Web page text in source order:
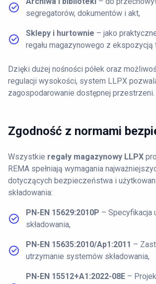
segregatorów, dokumentów i akt,
Sklepy i hurtownie – jako
regału magazynowego z ekspozycją
Dzięki dużej nośności półek oraz
regulacji wysokości, system LLPX
zagospodarowanie dostępnej przestrzeni.
Zgodność z normami
Wszystkie regały magazynowy LLPX
REMA spełniają wymagania
dotyczących bezpieczeństwa i
składowania:
PN-EN 15629:2010P – Specyfikacja
składowania,
PN-EN 15635:2010/Ap1:2011 –
utrzymanie systemów składowania,
PN-EN 15512+A1:2022-08E –